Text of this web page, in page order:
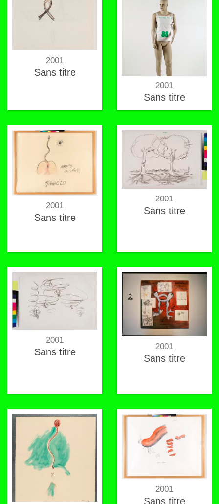
2001
Sans titre
2001
Sans titre
2001
Sans titre
2001
Sans titre
2001
Sans titre
2001
Sans titre
2001
Sans titre